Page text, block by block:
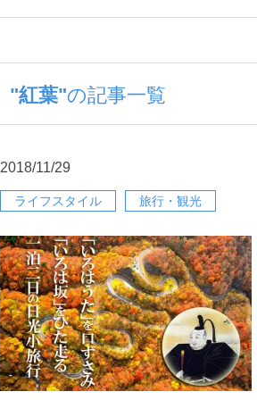
"紅葉"の記事一覧
2018/11/29
ライフスタイル 旅行・観光